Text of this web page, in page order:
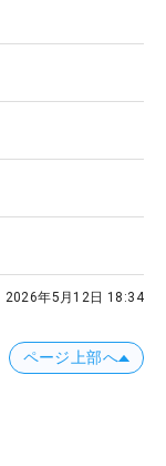
2026年5月12日 18:34
ページ上部へ